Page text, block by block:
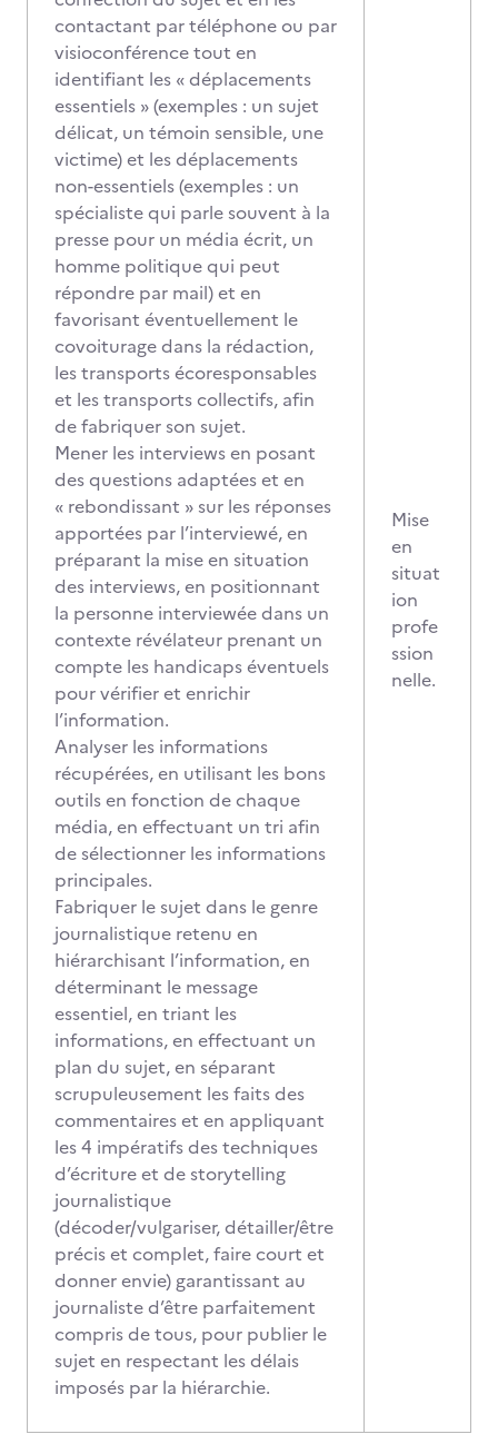
contactant par téléphone ou par
visioconférence tout en
identifiant les « déplacements
essentiels » (exemples : un sujet
délicat, un témoin sensible, une
victime) et les déplacements
non-essentiels (exemples : un
spécialiste qui parle souvent à la
presse pour un média écrit, un
homme politique qui peut
répondre par mail) et en
favorisant éventuellement le
covoiturage dans la rédaction,
les transports écoresponsables
et les transports collectifs, afin
de fabriquer son sujet.
Mener les interviews en posant
des questions adaptées et en
« rebondissant » sur les réponses
apportées par l’interviewé, en
préparant la mise en situation
des interviews, en positionnant
la personne interviewée dans un
contexte révélateur prenant un
compte les handicaps éventuels
pour vérifier et enrichir
l’information.
Analyser les informations
récupérées, en utilisant les bons
outils en fonction de chaque
média, en effectuant un tri afin
de sélectionner les informations
principales.
Fabriquer le sujet dans le genre
journalistique retenu en
hiérarchisant l’information, en
déterminant le message
essentiel, en triant les
informations, en effectuant un
plan du sujet, en séparant
scrupuleusement les faits des
commentaires et en appliquant
les 4 impératifs des techniques
d’écriture et de storytelling
journalistique
(décoder/vulgariser, détailler/être
précis et complet, faire court et
donner envie) garantissant au
journaliste d’être parfaitement
compris de tous, pour publier le
sujet en respectant les délais
imposés par la hiérarchie.
Mise
en
situat
ion
profe
ssion
nelle.